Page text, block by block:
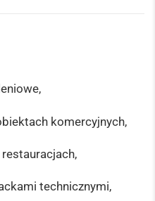
komercyjnych,
technicznymi,